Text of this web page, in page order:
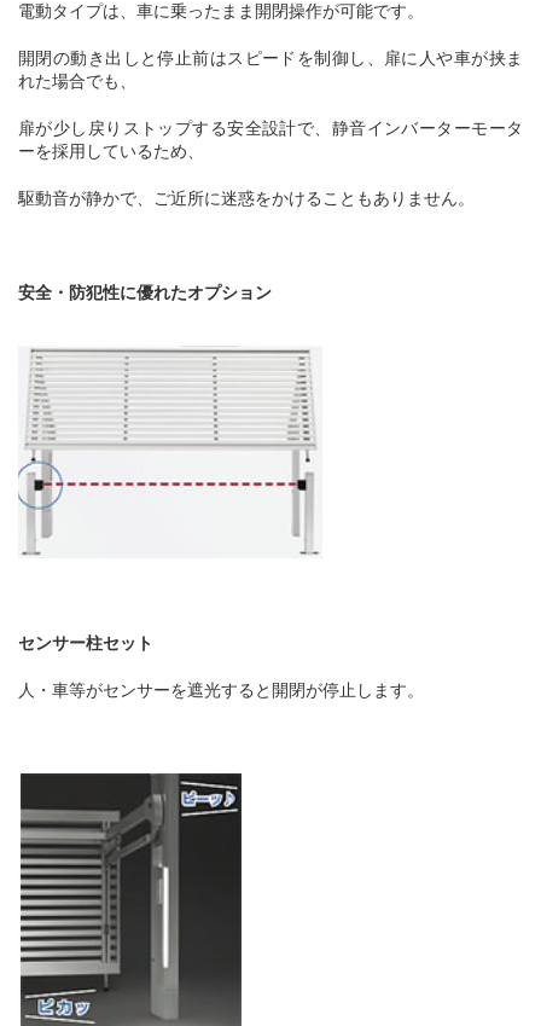
電動タイプは、車に乗ったまま開閉操作が可能です。
開閉の動き出しと停止前はスピードを制御し、扉に人や車が挟ま
れた場合でも、
扉が少し戻りストップする安全設計で、静音インバーターモータ
ーを採用しているため、
駆動音が静かで、ご近所に迷惑をかけることもありません。
安全・防犯性に優れたオプション
センサー柱セット
人・車等がセンサーを遮光すると開閉が停止します。